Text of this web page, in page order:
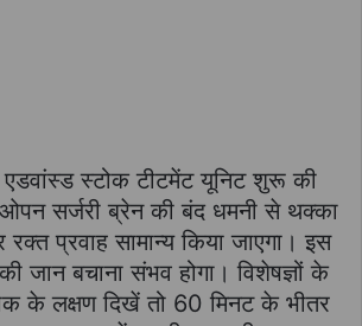
स्टोक टीटमेंट यूनिट शुरू की
सर्जरी ब्रेन की बंद धमनी से थक्का
प्रवाह सामान्य किया जाएगा। इस
जान बचाना संभव होगा। विशेषज्ञों के
के लक्षण दिखें तो 60 मिनट के भीतर